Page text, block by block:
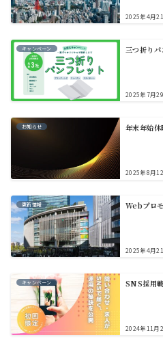
2025年4月
キャンペーン 三つ折り
2025年7月
お知らせ 年末年始
2025年8月
更新情報 Webプロ
2025年4月
キャンペーン SNS採用
2024年11月